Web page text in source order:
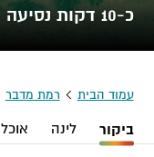
כ-10 דקות נסיעה
עמוד הבית רמת מדבר
ביקור לינה אוכל